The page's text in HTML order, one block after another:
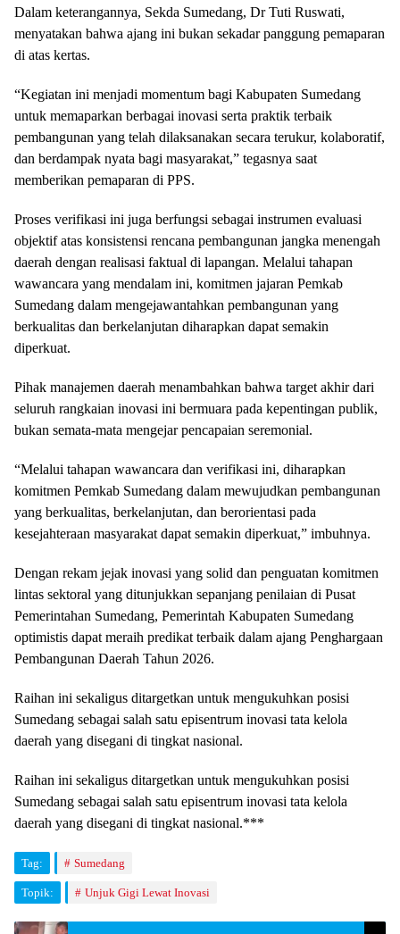
Dalam keterangannya, Sekda Sumedang, Dr Tuti Ruswati,
menyatakan bahwa ajang ini bukan sekadar panggung pemaparan
di atas kertas.
“Kegiatan ini menjadi momentum bagi Kabupaten Sumedang
untuk memaparkan berbagai inovasi serta praktik terbaik
pembangunan yang telah dilaksanakan secara terukur, kolaboratif,
dan berdampak nyata bagi masyarakat,” tegasnya saat
memberikan pemaparan di PPS.
Proses verifikasi ini juga berfungsi sebagai instrumen evaluasi
objektif atas konsistensi rencana pembangunan jangka menengah
daerah dengan realisasi faktual di lapangan. Melalui tahapan
wawancara yang mendalam ini, komitmen jajaran Pemkab
Sumedang dalam mengejawantahkan pembangunan yang
berkualitas dan berkelanjutan diharapkan dapat semakin
diperkuat.
Pihak manajemen daerah menambahkan bahwa target akhir dari
seluruh rangkaian inovasi ini bermuara pada kepentingan publik,
bukan semata-mata mengejar pencapaian seremonial.
“Melalui tahapan wawancara dan verifikasi ini, diharapkan
komitmen Pemkab Sumedang dalam mewujudkan pembangunan
yang berkualitas, berkelanjutan, dan berorientasi pada
kesejahteraan masyarakat dapat semakin diperkuat,” imbuhnya.
Dengan rekam jejak inovasi yang solid dan penguatan komitmen
lintas sektoral yang ditunjukkan sepanjang penilaian di Pusat
Pemerintahan Sumedang, Pemerintah Kabupaten Sumedang
optimistis dapat meraih predikat terbaik dalam ajang Penghargaan
Pembangunan Daerah Tahun 2026.
Raihan ini sekaligus ditargetkan untuk mengukuhkan posisi
Sumedang sebagai salah satu episentrum inovasi tata kelola
daerah yang disegani di tingkat nasional.
Raihan ini sekaligus ditargetkan untuk mengukuhkan posisi
Sumedang sebagai salah satu episentrum inovasi tata kelola
daerah yang disegani di tingkat nasional.***
Tag: Sumedang
Topik: Unjuk Gigi Lewat Inovasi